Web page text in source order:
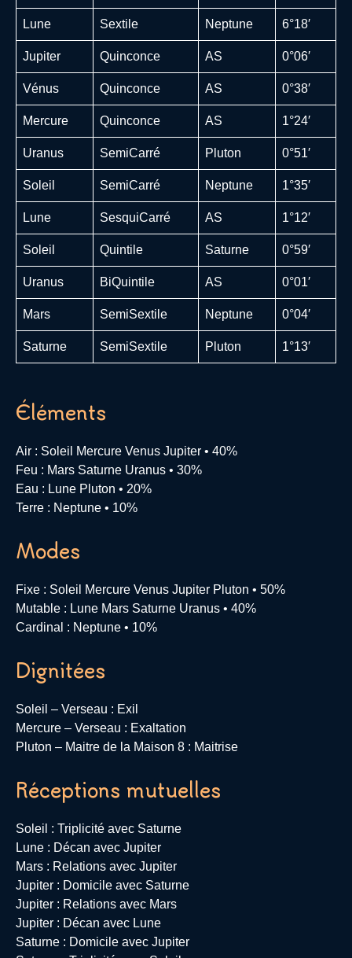
Lune Sextile Neptune 6°18′
Jupiter Quinconce AS 0°06′
Vénus Quinconce AS 0°38′
Mercure Quinconce AS 1°24′
Uranus SemiCarré Pluton 0°51′
Soleil SemiCarré Neptune 1°35′
Lune SesquiCarré AS 1°12′
Soleil Quintile Saturne 0°59′
Uranus BiQuintile AS 0°01′
Mars SemiSextile Neptune 0°04′
Saturne SemiSextile Pluton 1°13′
Éléments
Air : Soleil Mercure Venus Jupiter • 40%
Feu : Mars Saturne Uranus • 30%
Eau : Lune Pluton • 20%
Terre : Neptune • 10%
Modes
Fixe : Soleil Mercure Venus Jupiter Pluton • 50%
Mutable : Lune Mars Saturne Uranus • 40%
Cardinal : Neptune • 10%
Dignitées
Soleil – Verseau : Exil
Mercure – Verseau : Exaltation
Pluton – Maitre de la Maison 8 : Maitrise
Réceptions mutuelles
Soleil : Triplicité avec Saturne
Lune : Décan avec Jupiter
Mars : Relations avec Jupiter
Jupiter : Domicile avec Saturne
Jupiter : Relations avec Mars
Jupiter : Décan avec Lune
Saturne : Domicile avec Jupiter